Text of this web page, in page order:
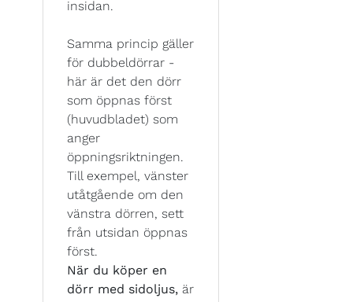
insidan.
Samma princip gäller
för dubbeldörrar -
här är det den dörr
som öppnas först
(huvudbladet) som
anger
öppningsriktningen.
Till exempel, vänster
utåtgående om den
vänstra dörren, sett
från utsidan öppnas
först.
När du köper en
dörr med sidoljus, är